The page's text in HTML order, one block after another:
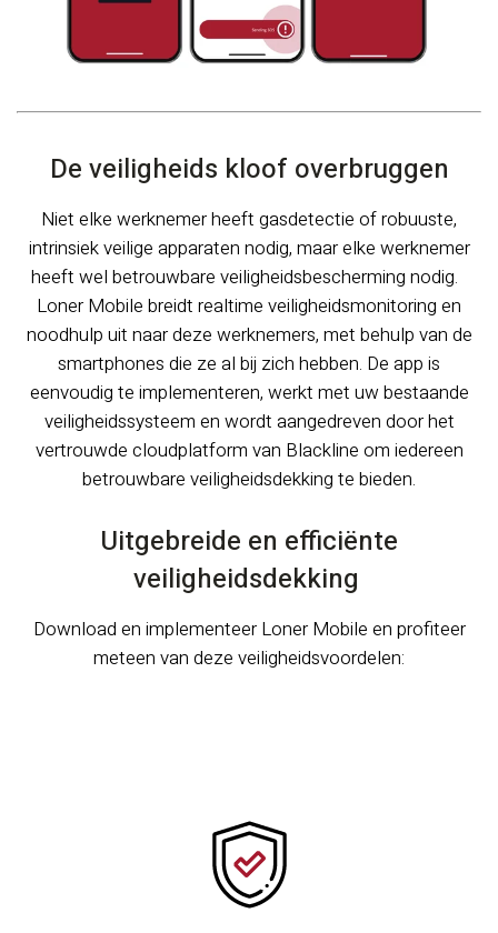
De veiligheids kloof overbruggen
Niet elke werknemer heeft gasdetectie of robuuste,
intrinsiek veilige apparaten nodig, maar elke werknemer
heeft wel betrouwbare veiligheidsbescherming nodig.
Loner Mobile breidt realtime veiligheidsmonitoring en
noodhulp uit naar deze werknemers, met behulp van de
smartphones die ze al bij zich hebben. De app is
eenvoudig te implementeren, werkt met uw bestaande
veiligheidssysteem en wordt aangedreven door het
vertrouwde cloudplatform van Blackline om iedereen
betrouwbare veiligheidsdekking te bieden.
Uitgebreide en efficiënte
veiligheidsdekking
Download en implementeer Loner Mobile en profiteer
meteen van deze veiligheidsvoordelen: